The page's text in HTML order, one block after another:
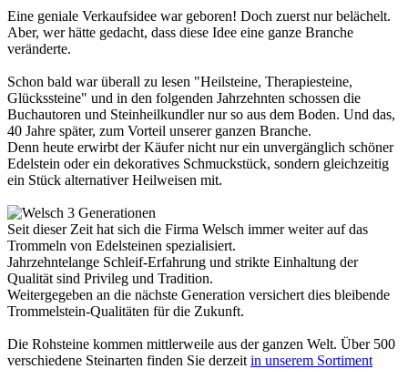
Eine geniale Verkaufsidee war geboren! Doch zuerst nur belächelt.
Aber, wer hätte gedacht, dass diese Idee eine ganze Branche
veränderte.
Schon bald war überall zu lesen "Heilsteine, Therapiesteine,
Glückssteine" und in den folgenden Jahrzehnten schossen die
Buchautoren und Steinheilkundler nur so aus dem Boden. Und das,
40 Jahre später, zum Vorteil unserer ganzen Branche.
Denn heute erwirbt der Käufer nicht nur ein unvergänglich schöner
Edelstein oder ein dekoratives Schmuckstück, sondern gleichzeitig
ein Stück alternativer Heilweisen mit.
Seit dieser Zeit hat sich die Firma Welsch immer weiter auf das
Trommeln von Edelsteinen spezialisiert.
Jahrzehntelange Schleif-Erfahrung und strikte Einhaltung der
Qualität sind Privileg und Tradition.
Weitergegeben an die nächste Generation versichert dies bleibende
Trommelstein-Qualitäten für die Zukunft.
Die Rohsteine kommen mittlerweile aus der ganzen Welt. Über 500
verschiedene Steinarten finden Sie derzeit in unserem Sortiment